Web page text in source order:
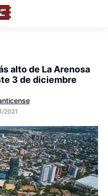
alto de La Arenosa
3 de diciembre
2021